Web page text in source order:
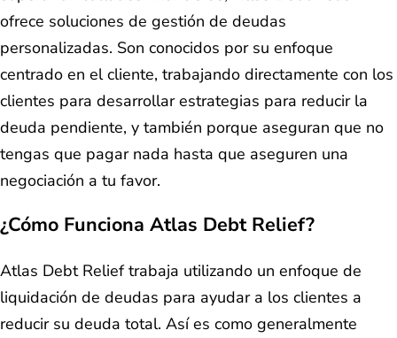
ofrece soluciones de gestión de deudas
personalizadas. Son conocidos por su enfoque
centrado en el cliente, trabajando directamente con los
clientes para desarrollar estrategias para reducir la
deuda pendiente, y también porque aseguran que no
tengas que pagar nada hasta que aseguren una
negociación a tu favor.
¿Cómo Funciona Atlas Debt Relief?
Atlas Debt Relief trabaja utilizando un enfoque de
liquidación de deudas para ayudar a los clientes a
reducir su deuda total. Así es como generalmente